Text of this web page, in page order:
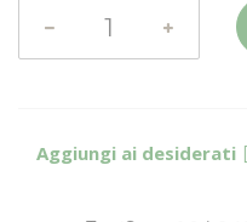
Aggiungi ai desiderati